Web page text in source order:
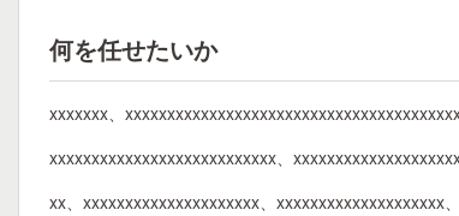
何を任せたいか
xxxxxxx、
xxxxxxxxxxxxxxxxxxxxxxxxxxx、
xx、xxxxxxxxxxxxxxxxxxxxx、xxxxxxxxxxxxxxxxxxxx